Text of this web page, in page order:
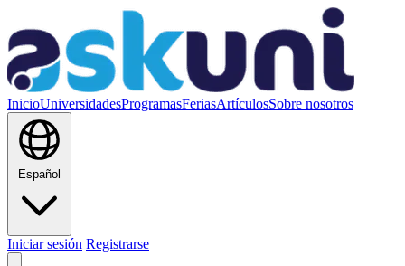
InicioUniversidadesProgramasFeriasArtículosSobre nosotros
Español
Iniciar sesión Registrarse